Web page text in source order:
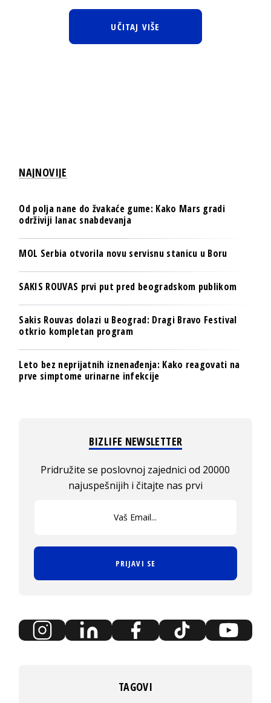
UČITAJ VIŠE
NAJNOVIJE
Od polja nane do žvakaće gume: Kako Mars gradi
održiviji lanac snabdevanja
MOL Serbia otvorila novu servisnu stanicu u Boru
SAKIS ROUVAS prvi put pred beogradskom publikom
Sakis Rouvas dolazi u Beograd: Dragi Bravo Festival
otkrio kompletan program
Leto bez neprijatnih iznenađenja: Kako reagovati na
prve simptome urinarne infekcije
BIZLIFE NEWSLETTER
Pridružite se poslovnoj zajednici od 20000
najuspešnijih i čitajte nas prvi
PRIJAVI SE
TAGOVI